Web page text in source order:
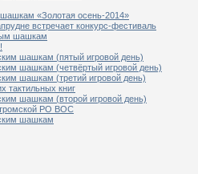
«Золотая осень-2014»
встречает конкурс-фестиваль
шашкам
шашкам (пятый игровой день)
шашкам (четвёртый игровой день)
шашкам (третий игровой день)
тактильных книг
шашкам (второй игровой день)
РО ВОС
шашкам